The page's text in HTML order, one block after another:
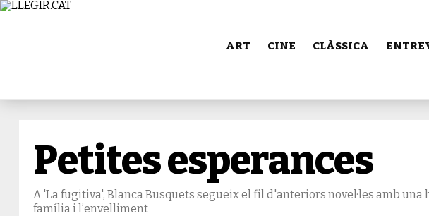
ART CINE CLÀSSICA
Petites esperances
A 'La fugitiva', Blanca Busquets segueix el fil d'anteriors novel·les amb
família i l’envelliment